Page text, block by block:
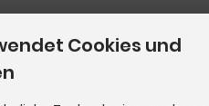
Cookies und